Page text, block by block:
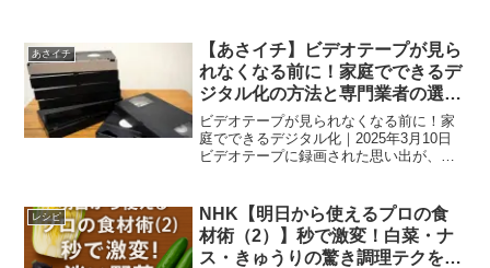
あさイチ
【あさイチ】ビデオテープが見ら
れなくなる前に！家庭でできるデ
ジタル化の方法と専門業者の選び
方｜2025年3月10日放送
ビデオテープが見られなくなる前に！家
庭でできるデジタル化｜2025年3月10日
ビデオテープに録画された思い出が、再
今回の『あさイチ』では、自宅でできる
ビデオテープのデジ...
レシピ
NHK【明日から使えるプロの食
材術（2）】秒で激変！白菜・ナ
ス・きゅうりの驚き調理テクをプ